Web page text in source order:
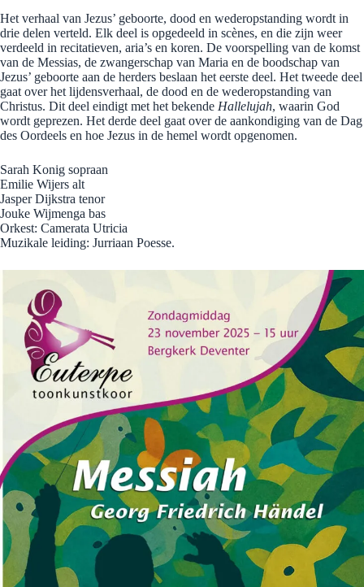
Het verhaal van Jezus’ geboorte, dood en wederopstanding wordt in
drie delen verteld. Elk deel is opgedeeld in scènes, en die zijn weer
verdeeld in recitatieven, aria’s en koren. De voorspelling van de komst
van de Messias, de zwangerschap van Maria en de boodschap van
Jezus’ geboorte aan de herders beslaan het eerste deel. Het tweede deel
gaat over het lijdensverhaal, de dood en de wederopstanding van
Christus. Dit deel eindigt met het bekende Hallelujah, waarin God
wordt geprezen. Het derde deel gaat over de aankondiging van de Dag
des Oordeels en hoe Jezus in de hemel wordt opgenomen.
Sarah Konig sopraan
Emilie Wijers alt
Jasper Dijkstra tenor
Jouke Wijmenga bas
Orkest: Camerata Utricia
Muzikale leiding: Jurriaan Poesse.